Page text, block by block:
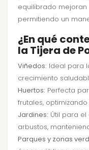
equilibrado
permitiendo un
¿En qué
la Tijera de
Viñedos: Ideal para
crecimiento
Huertos: Perfecta
frutales,
Jardines: Útil para
arbustos,
Parques y zonas